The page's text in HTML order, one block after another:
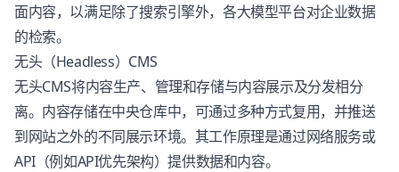
面内容，以满足除了搜索引擎外，各大模型平台对企业数据
的检索。
无头（Headless）CMS
无头CMS将内容生产、管理和存储与内容展示及分发相分
离。内容存储在中央仓库中，可通过多种方式复用，并推送
到网站之外的不同展示环境。其工作原理是通过网络服务或
API（例如API优先架构）提供数据和内容。